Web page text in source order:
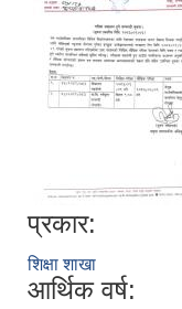
प्रकार:
शिक्षा शाखा
आर्थिक वर्ष: